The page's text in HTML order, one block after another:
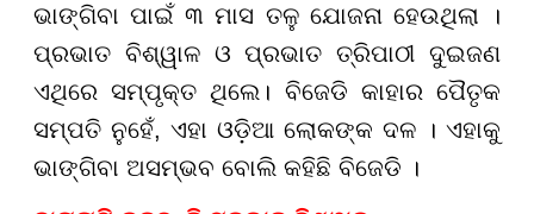
ଭାଙ୍ଗିବା ପାଇଁ ୩ ମାସ ତଳୁ ଯୋଜନା ହେଉଥିଲା ।
ପ୍ରଭାତ ବିଶ୍ୱାଳ ଓ ପ୍ରଭାତ ତ୍ରିପାଠୀ ଦୁଇଜଣ
ଏଥିରେ ସମ୍ପୃକ୍ତ ଥିଲେ। ବିଜେଡି କାହାର ପୈତୃକ
ସମ୍ପତି ନୁହେଁ, ଏହା ଓଡ଼ିଆ ଲୋକଙ୍କ ଦଳ । ଏହାକୁ
ଭାଙ୍ଗିବା ଅସମ୍ଭବ ବୋଲି କହିଛି ବିଜେଡି ।